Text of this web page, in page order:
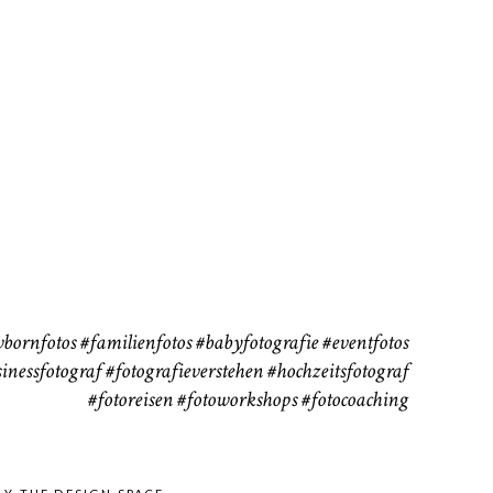
#familienfotos #babyfotografie #eventfotos
#fotografieverstehen #hochzeitsfotograf
#fotoreisen #fotoworkshops #fotocoaching